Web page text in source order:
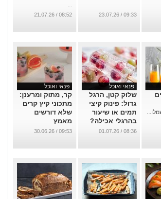
09:33 / 23.07.26
...
08:52 / 21.07.26
פנאי ואוכל
שלוק קטן, הרגל
גדול: פינוק קיצי
תמים או שיעור
בהרגלי אכילה?
...
08:36 / 01.07.26
פנאי ואוכל
קר, מתוק ומרענן:
מתכוני קיץ קרים
שלא דורשים
מאמץ
...
09:53 / 30.06.26